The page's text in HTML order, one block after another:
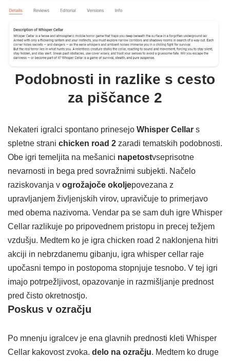
Podobnosti in razlike s cesto
za piščance 2
Nekateri igralci spontano prinesejo Whisper Cellar s
spletne strani chicken road 2 zaradi tematskih podobnosti.
Obe igri temeljita na mešanici napetostvseprisotne
nevarnosti in bega pred sovražnimi subjekti. Načelo
raziskovanja v ogrožajoče okoljepovezana z
upravljanjem življenjskih virov, upravičuje to primerjavo
med obema nazivoma. Vendar pa se sam duh igre Whisper
Cellar razlikuje po pripovednem pristopu in precej težjem
vzdušju. Medtem ko je igra chicken road 2 naklonjena hitri
akciji in nebrzdanemu gibanju, igra whisper cellar raje
upočasni tempo in postopoma stopnjuje tesnobo. V tej igri
imajo potrpežljivost, opazovanje in razmišljanje prednost
pred čisto okretnostjo.
Poskus v ozračju
Po mnenju igralcev je ena glavnih prednosti kleti Whisper
Cellar kakovost zvoka. delo na ozračju. Medtem ko druge